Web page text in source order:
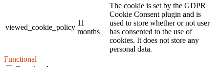
viewed_cookie_policy
11
months
The cookie is set by the GDPR
Cookie Consent plugin and is
used to store whether or not user
has consented to the use of
cookies. It does not store any
personal data.
Functional